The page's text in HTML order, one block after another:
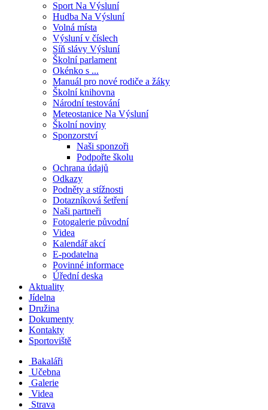
Sport Na Výsluní
Hudba Na Výsluní
Volná místa
Výsluní v číslech
Síň slávy Výsluní
Školní parlament
Okénko s ...
Manuál pro nové rodiče a žáky
Školní knihovna
Národní testování
Meteostanice Na Výsluní
Školní noviny
Sponzorství
Naši sponzoři
Podpořte školu
Ochrana údajů
Odkazy
Podněty a stížnosti
Dotazníková šetření
Naši partneři
Fotogalerie původní
Videa
Kalendář akcí
E-podatelna
Povinné informace
Úřední deska
Aktuality
Jídelna
Družina
Dokumenty
Kontakty
Sportoviště
Bakaláři
Učebna
Galerie
Videa
Strava